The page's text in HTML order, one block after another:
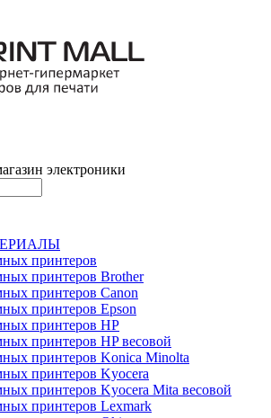
электроники
принтеров
принтеров Brother
принтеров Canon
принтеров Epson
принтеров HP
принтеров HP весовой
принтеров Konica Minolta
принтеров Kyocera
принтеров Kyocera Mita весовой
принтеров Lexmark